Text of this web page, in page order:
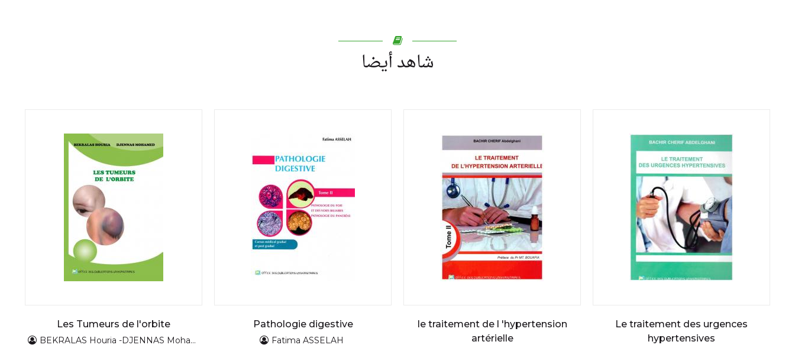
شاهد أيضا
Le traitement des urgences
hypertensives
le traitement de l 'hypertension
artérielle
Pathologie digestive
Fatima ASSELAH
Les Tumeurs de l'orbite
BEKRALAS Houria -DJENNAS Mohamed